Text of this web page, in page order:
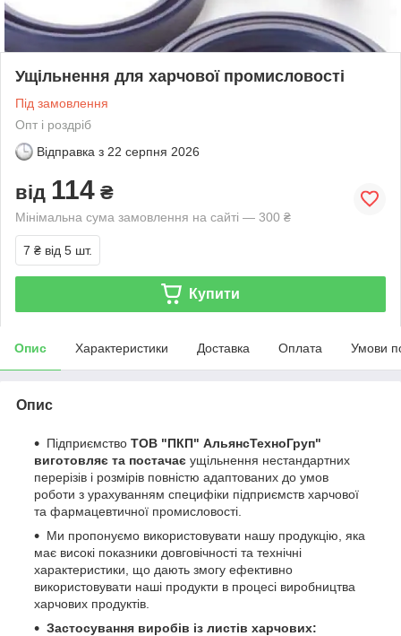
Ущільнення для харчової промисловості
Під замовлення
Опт і роздріб
Відправка з 22 серпня 2026
від 114 ₴
Мінімальна сума замовлення на сайті — 300 ₴
7 ₴ від 5 шт.
Купити
Опис Характеристики Доставка Оплата Умови
Опис
Підприємство ТОВ "ПКП" АльянсТехноГруп"
виготовляє та постачає ущільнення нестандартних
перерізів і розмірів повністю адаптованих до умов
роботи з урахуванням специфіки підприємств харчової
та фармацевтичної промисловості.
Ми пропонуємо використовувати нашу продукцію, яка
має високі показники довговічності та технічні
характеристики, що дають змогу ефективно
використовувати наші продукти в процесі виробництва
харчових продуктів.
Застосування виробів із листів харчових: